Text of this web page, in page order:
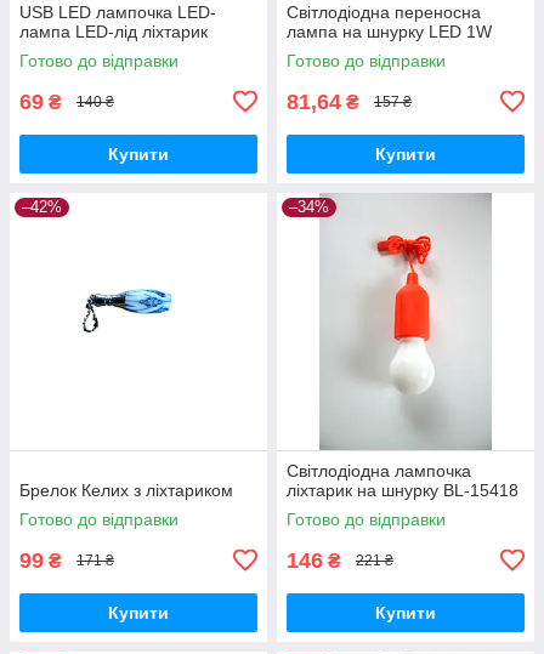
USB LED лампочка LED-
лампа LED-лід ліхтарик
Готово до відправки
69 ₴ 140 ₴
Купити
Світлодіодна переносна
лампа на шнурку LED 1W
Готово до відправки
81,64 ₴ 157 ₴
Купити
–42%
Брелок Келих з ліхтариком
Готово до відправки
99 ₴ 171 ₴
Купити
–34%
Світлодіодна лампочка
ліхтарик на шнурку BL-15418
Готово до відправки
146 ₴ 221 ₴
Купити